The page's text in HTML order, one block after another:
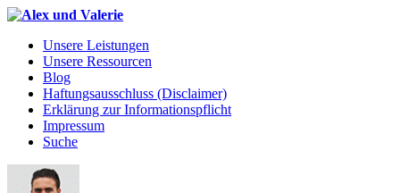
Unsere Leistungen
Unsere Ressourcen
Blog
Haftungsausschluss (Disclaimer)
Erklärung zur Informationspflicht
Impressum
Suche